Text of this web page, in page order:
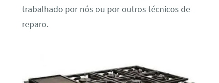
trabalhado por nós ou por outros técnicos de
reparo.